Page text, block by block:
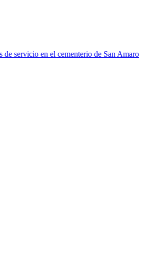
de servicio en el cementerio de San Amaro